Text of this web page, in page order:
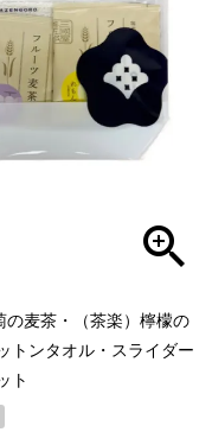
の麦茶・（茶楽）檸檬の
トンタオル・スライダー
ト